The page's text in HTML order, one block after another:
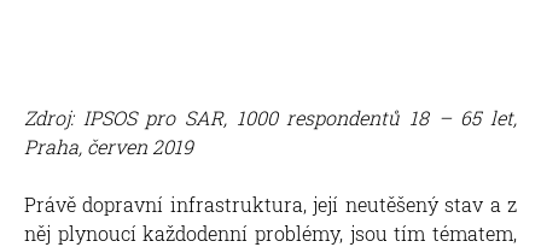
Zdroj: IPSOS pro SAR, 1000 respondentů 18 – 65 let,
Praha, červen 2019
Právě dopravní infrastruktura, její neutěšený stav a z
něj plynoucí každodenní problémy, jsou tím tématem,